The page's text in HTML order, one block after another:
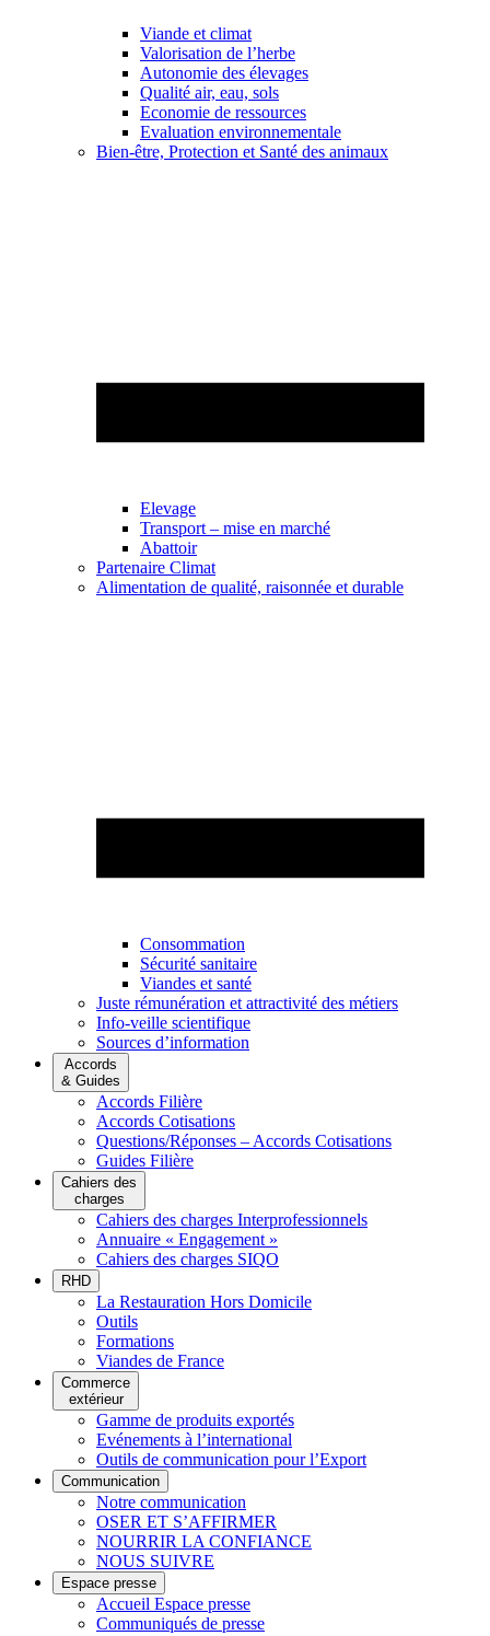
Viande et climat
Valorisation de l’herbe
Autonomie des élevages
Qualité air, eau, sols
Economie de ressources
Evaluation environnementale
Bien-être, Protection et Santé des animaux
Elevage
Transport – mise en marché
Abattoir
Partenaire Climat
Alimentation de qualité, raisonnée et durable
Consommation
Sécurité sanitaire
Viandes et santé
Juste rémunération et attractivité des métiers
Info-veille scientifique
Sources d’information
Accords
& Guides
Accords Filière
Accords Cotisations
Questions/Réponses – Accords Cotisations
Guides Filière
Cahiers des
charges
Cahiers des charges Interprofessionnels
Annuaire « Engagement »
Cahiers des charges SIQO
RHD
La Restauration Hors Domicile
Outils
Formations
Viandes de France
Commerce
extérieur
Gamme de produits exportés
Evénements à l’international
Outils de communication pour l’Export
Communication
Notre communication
OSER ET S’AFFIRMER
NOURRIR LA CONFIANCE
NOUS SUIVRE
Espace presse
Accueil Espace presse
Communiqués de presse